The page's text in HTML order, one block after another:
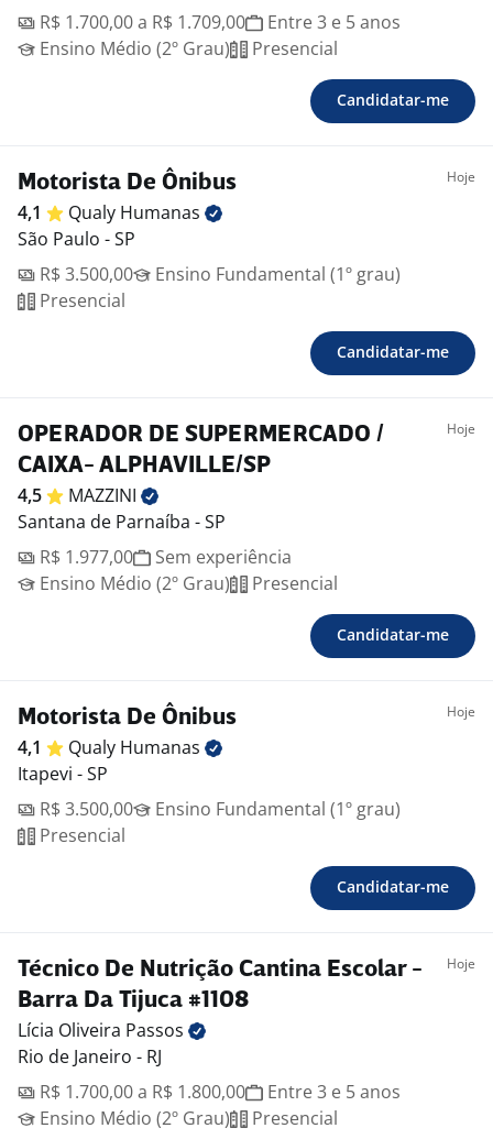
R$ 1.700,00 a R$ 1.709,00
Entre 3 e 5 anos
Ensino Médio (2º Grau)
Presencial
Candidatar-me
Motorista De Ônibus Hoje
4,1 Qualy Humanas
São Paulo - SP
R$ 3.500,00
Ensino Fundamental (1º grau)
Presencial
Candidatar-me
OPERADOR DE SUPERMERCADO /
CAIXA- ALPHAVILLE/SP
Hoje
4,5
MAZZINI
Santana de Parnaíba - SP
R$ 1.977,00
Sem experiência
Ensino Médio (2º Grau)
Presencial
Candidatar-me
Motorista De Ônibus Hoje
4,1 Qualy Humanas
Itapevi - SP
R$ 3.500,00
Ensino Fundamental (1º grau)
Presencial
Candidatar-me
Técnico De Nutrição Cantina Escolar -
Barra Da Tijuca #1108
Hoje
Lícia Oliveira Passos
Rio de Janeiro - RJ
R$ 1.700,00 a R$ 1.800,00
Entre 3 e 5 anos
Ensino Médio (2º Grau)
Presencial